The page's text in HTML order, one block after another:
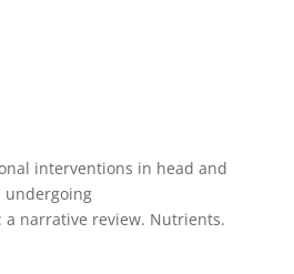
interventions in head and
undergoing
narrative review. Nutrients.